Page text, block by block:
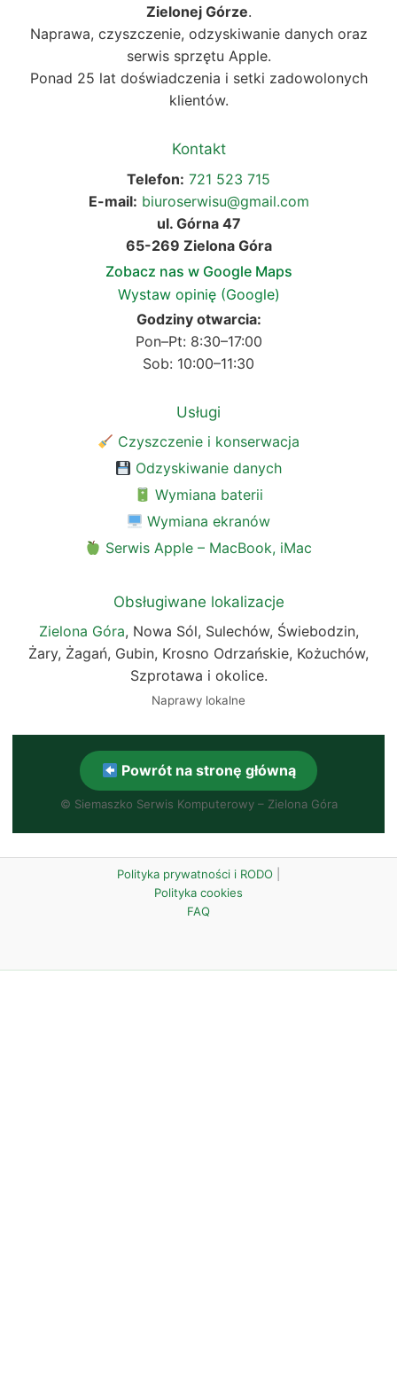
Zielonej Górze.
Naprawa, czyszczenie, odzyskiwanie danych oraz
serwis sprzętu Apple.
Ponad 25 lat doświadczenia i setki zadowolonych
klientów.
Kontakt
Telefon: 721 523 715
E-mail: biuroserwisu@gmail.com
ul. Górna 47
65-269 Zielona Góra
Zobacz nas w Google Maps
Wystaw opinię (Google)
Godziny otwarcia:
Pon–Pt: 8:30–17:00
Sob: 10:00–11:30
Usługi
Czyszczenie i konserwacja
Odzyskiwanie danych
Wymiana baterii
Wymiana ekranów
Serwis Apple – MacBook, iMac
Obsługiwane lokalizacje
Zielona Góra, Nowa Sól, Sulechów, Świebodzin,
Żary, Żagań, Gubin, Krosno Odrzańskie, Kożuchów,
Szprotawa i okolice.
Naprawy lokalne
Powrót na stronę główną
© Siemaszko Serwis Komputerowy – Zielona Góra
Polityka prywatności i RODO
Polityka cookies
FAQ